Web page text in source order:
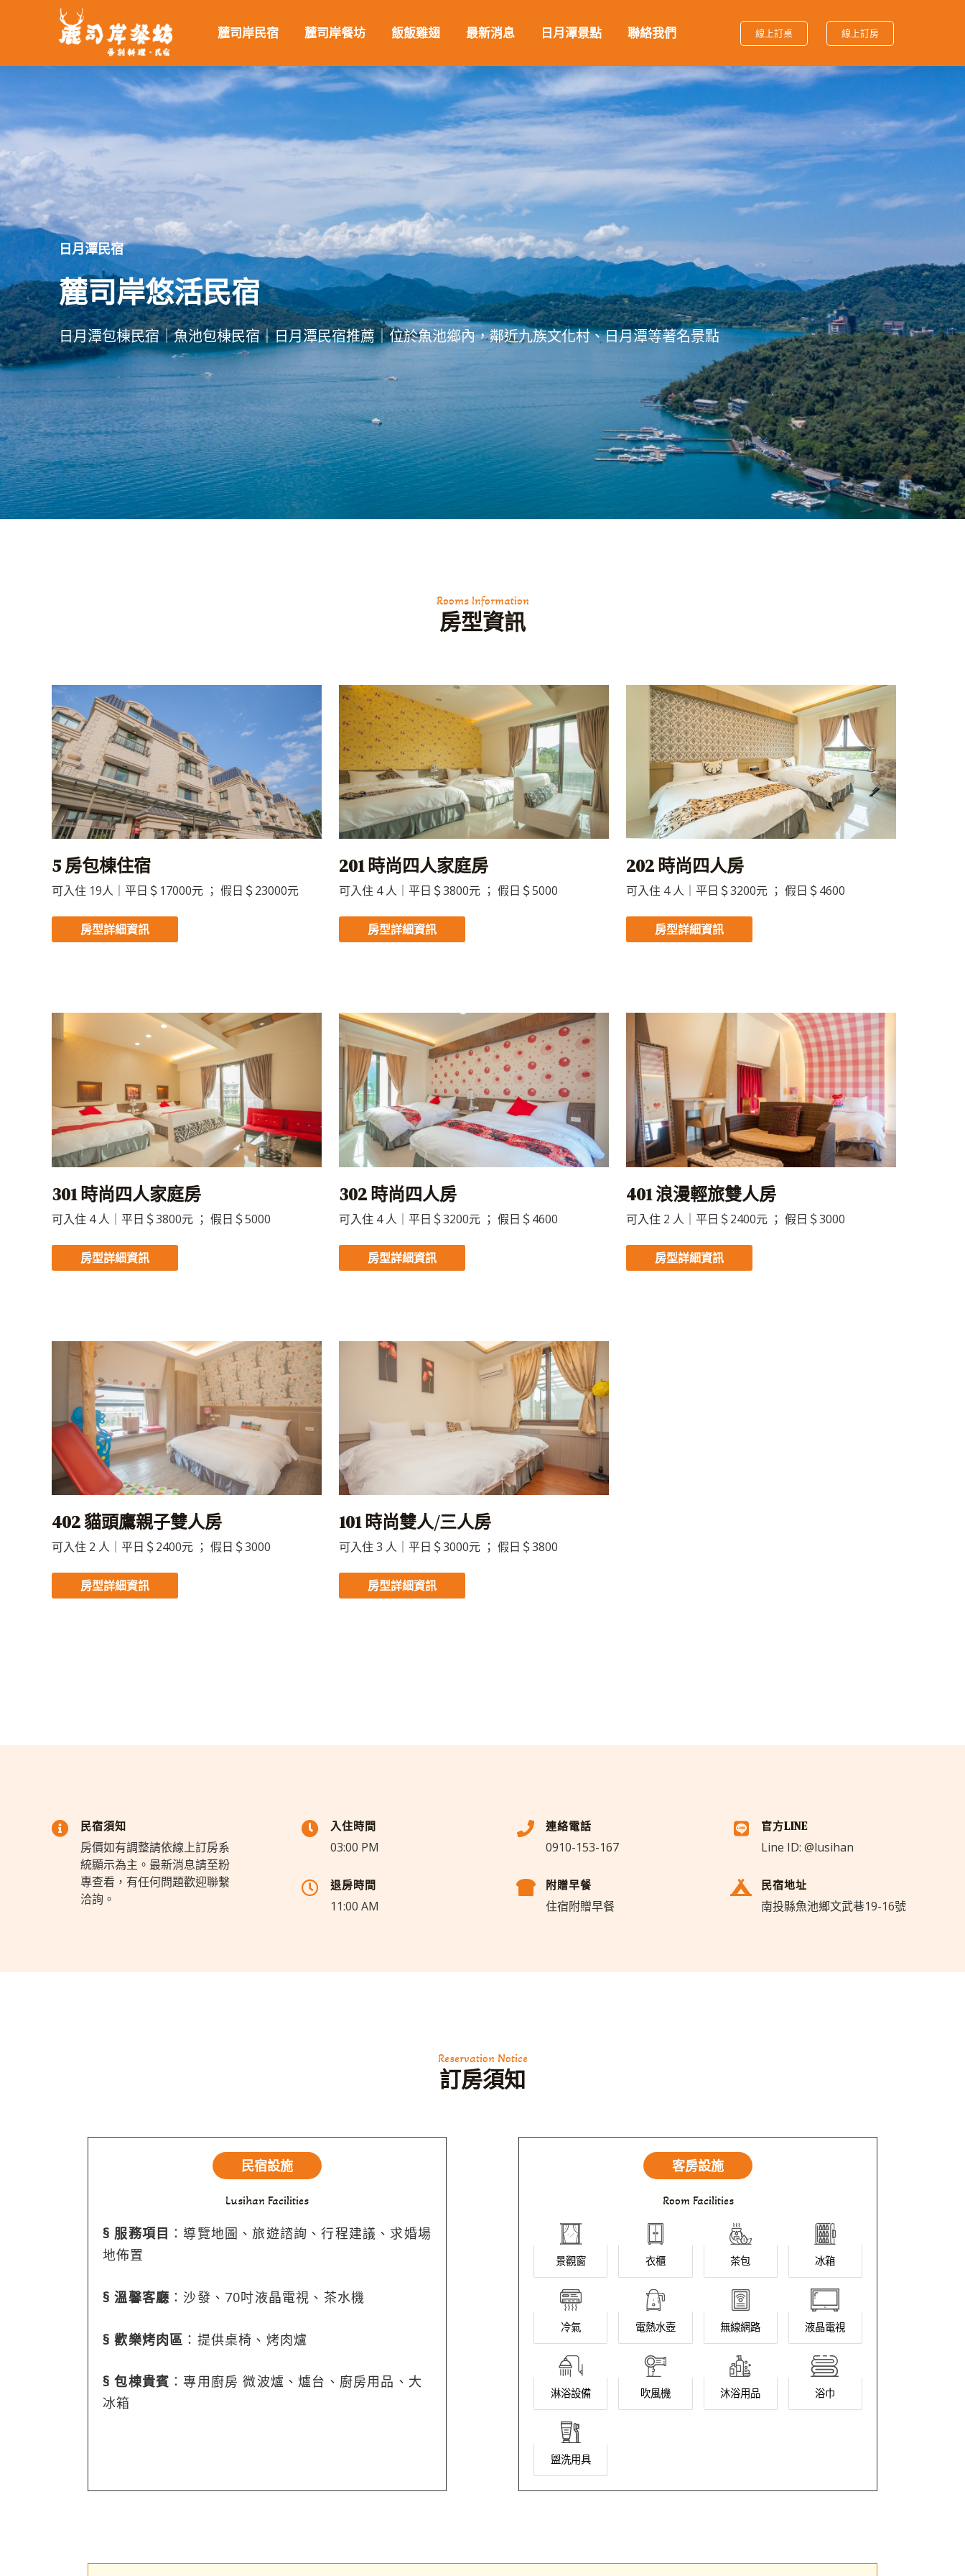
麓司岸民宿 麓司岸餐坊 飯飯雞翅 最新消息 日月潭景點 聯絡我們 線上訂桌 線上訂房
日月潭民宿
麓司岸悠活民宿
日月潭包棟民宿｜魚池包棟民宿｜日月潭民宿推薦｜位於魚池鄉內，鄰近九族文化村、日月潭等著名景點
Rooms Information
房型資訊
5 房包棟住宿
可入住 19人｜平日＄17000元 ； 假日＄23000元
房型詳細資訊
201 時尚四人家庭房
可入住 4 人｜平日＄3800元 ； 假日＄5000
房型詳細資訊
202 時尚四人房
可入住 4 人｜平日＄3200元 ； 假日＄4600
房型詳細資訊
301 時尚四人家庭房
可入住 4 人｜平日＄3800元 ； 假日＄5000
房型詳細資訊
302 時尚四人房
可入住 4 人｜平日＄3200元 ； 假日＄4600
房型詳細資訊
401 浪漫輕旅雙人房
可入住 2 人｜平日＄2400元 ； 假日＄3000
房型詳細資訊
402 貓頭鷹親子雙人房
可入住 2 人｜平日＄2400元 ； 假日＄3000
房型詳細資訊
101 時尚雙人/三人房
可入住 3 人｜平日＄3000元 ； 假日＄3800
房型詳細資訊
民宿須知
房價如有調整請依線上訂房系
統顯示為主。最新消息請至粉
專查看，有任何問題歡迎聯繫
洽詢。
入住時間
03:00 PM
退房時間
11:00 AM
連絡電話
0910-153-167
附贈早餐
住宿附贈早餐
官方LINE
Line ID: @lusihan
民宿地址
南投縣魚池鄉文武巷19-16號
Reservation Notice
訂房須知
民宿設施
Lusihan Facilities
§ 服務項目 ：導覽地圖、旅遊諮詢、行程建議、求婚場
地佈置
§ 溫馨客廳 ：沙發、70吋液晶電視、茶水機
§ 歡樂烤肉區 ：提供桌椅、烤肉爐
§ 包棟貴賓 ：專用廚房 微波爐、爐台、廚房用品、大
冰箱
客房設施
Room Facilities
景觀窗 衣櫃 茶包 冰箱
冷氣 電熱水壺 無線網路 液晶電視
淋浴設備 吹風機 沐浴用品 浴巾
盥洗用具